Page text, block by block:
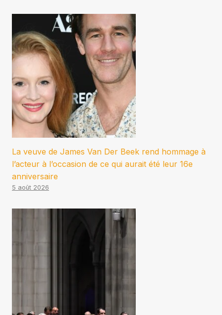
La veuve de James Van Der Beek rend hommage à
l’acteur à l’occasion de ce qui aurait été leur 16e
anniversaire
5 août 2026